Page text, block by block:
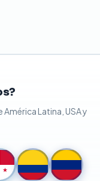
Latina, USA y
★